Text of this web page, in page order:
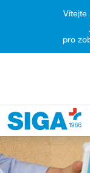
na
Vítejte
pro